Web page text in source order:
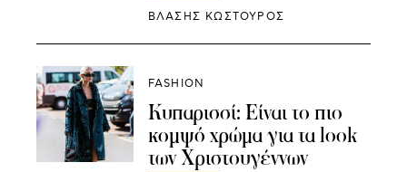
ΒΛΑΣΗΣ ΚΩΣΤΟΥΡΟΣ
FASHION
Κυπαρισσί: Είναι το πιο
κομψό χρώμα για τα look
των Χριστουγέννων